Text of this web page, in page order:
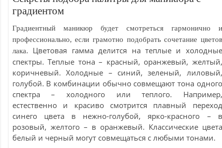
градиентом
Градиентный маникюр будет смотреться гармонично и
профессионально, если грамотно подобрать сочетание цветов
лака. Цветовая гамма делится на теплые и холодные
спектры. Теплые тона – красный, оранжевый, желтый,
коричневый. Холодные – синий, зеленый, лиловый,
голубой. В комбинации обычно совмещают тона одного
спектра – холодного или теплого. Например,
естественно и красиво смотрится плавный переход
синего цвета в нежно-голубой, ярко-красного – в
розовый, желтого – в оранжевый. Классические цвета
белый и черный могут совмещаться с любыми тонами.